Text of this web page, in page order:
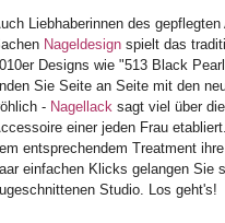
Liebhaberinnen des
Nageldesign spielt das
Designs wie "513 Black
Sie Seite an Seite mit den
- Nagellack sagt viel über
einer jeden Frau
entsprechendem Treatment
einfachen Klicks gelangen Sie
Studio. Los geht's!